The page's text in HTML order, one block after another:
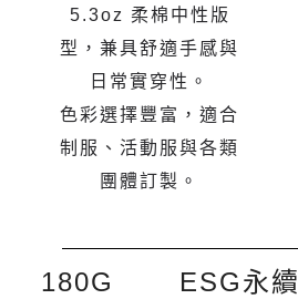
5.3oz 柔棉中性版
型，兼具舒適手感與
日常實穿性。
色彩選擇豐富，適合
制服、活動服與各類
團體訂製。
180G ESG永續